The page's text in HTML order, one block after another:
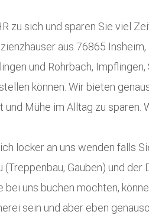
zu sich und sparen Sie viel
aus 76865
und Rohrbach,
können. Wir bieten
Mühe im Alltag zu
locker an uns wenden falls
Gauben) und
uns buchen möchten,
sein und aber eben